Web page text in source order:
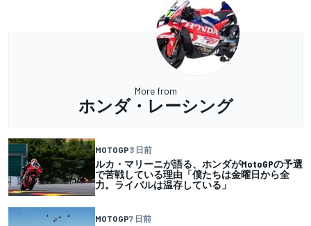
More from
ホンダ・レーシング
MOTOGP3 日前
ルカ・マリーニが語る、ホンダがMotoGPの予選
で苦戦している理由「僕たちは金曜日から全
力。ライバルは温存している」
MOTOGP7 日前